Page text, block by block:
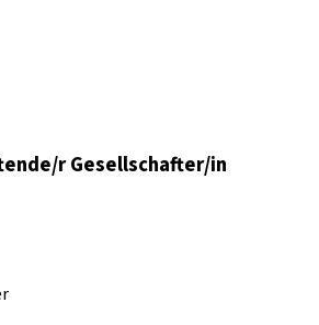
r Gesellschafter/in